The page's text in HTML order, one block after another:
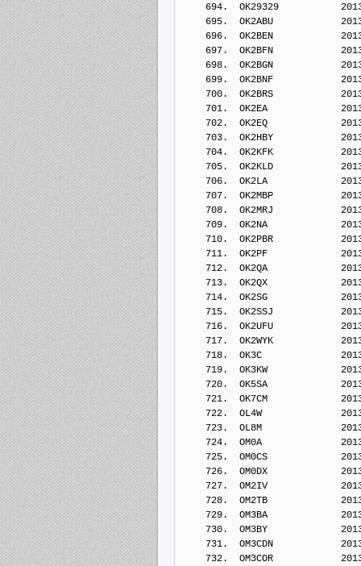
694.  OK29329
695.  OK2ABU
696.  OK2BEN
697.  OK2BFN
698.  OK2BGN
699.  OK2BNF
700.  OK2BRS
701.  OK2EA
702.  OK2EQ
703.  OK2HBY
704.  OK2KFK
705.  OK2KLD
706.  OK2LA
707.  OK2MBP
708.  OK2MRJ
709.  OK2NA
710.  OK2PBR
711.  OK2PF
712.  OK2QA
713.  OK2QX
714.  OK2SG
715.  OK2SSJ
716.  OK2UFU
717.  OK2WYK
718.  OK3C
719.  OK3KW
720.  OK5SA
721.  OK7CM
722.  OL4W
723.  OL8M
724.  OM0A
725.  OM0CS
726.  OM0DX
727.  OM2IV
728.  OM2TB
729.  OM3BA
730.  OM3BY
731.  OM3CDN
732.  OM3COR